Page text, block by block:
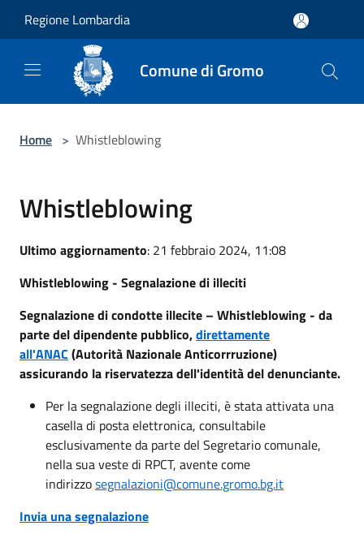
Regione Lombardia
Comune di Gromo
Home > Whistleblowing
Whistleblowing
Ultimo aggiornamento: 21 febbraio 2024, 11:08
Whistleblowing - Segnalazione di illeciti
Segnalazione di condotte illecite – Whistleblowing - da
parte del dipendente pubblico,direttamente
all'ANAC (Autorità Nazionale Anticorrruzione)
assicurando la riservatezza dell'identità del denunciante.
Per la segnalazione degli illeciti, è stata attivata una
casella di posta elettronica, consultabile
esclusivamente da parte del Segretario comunale,
nella sua veste di RPCT, avente come
indirizzosegnalazioni@comune.gromo.bg.it
Invia una segnalazione